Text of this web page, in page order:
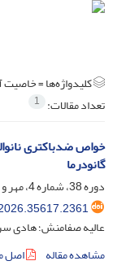
کلیدواژه‌ها =خاصیت
تعداد مقالات: 1
خواص ضدباکتری
گانودرما
دوره 38، شماره 4، مهر و آبان 1404
عالیه صفامنش؛ هادی
مشاهده مقاله
اصل